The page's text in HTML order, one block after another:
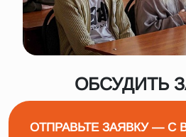
ОБСУДИТЬ
ОТПРАВЬТЕ ЗАЯВКУ — С